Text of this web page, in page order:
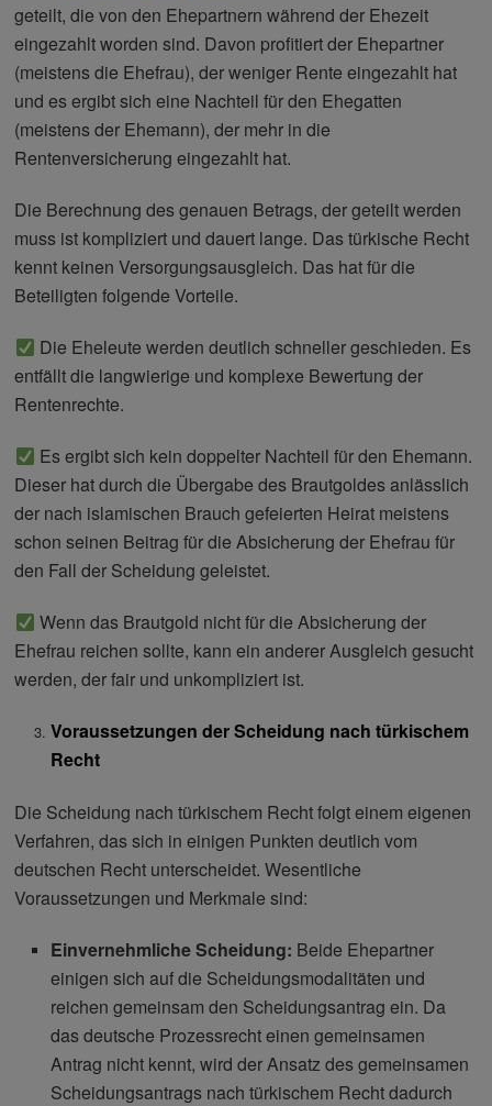
geteilt, die von den Ehepartnern während der Ehezeit
eingezahlt worden sind. Davon profitiert der Ehepartner
(meistens die Ehefrau), der weniger Rente eingezahlt hat
und es ergibt sich eine Nachteil für den Ehegatten
(meistens der Ehemann), der mehr in die
Rentenversicherung eingezahlt hat.
Die Berechnung des genauen Betrags, der geteilt werden
muss ist kompliziert und dauert lange. Das türkische Recht
kennt keinen Versorgungsausgleich. Das hat für die
Beteiligten folgende Vorteile.
Die Eheleute werden deutlich schneller geschieden. Es
entfällt die langwierige und komplexe Bewertung der
Rentenrechte.
Es ergibt sich kein doppelter Nachteil für den Ehemann.
Dieser hat durch die Übergabe des Brautgoldes anlässlich
der nach islamischen Brauch gefeierten Heirat meistens
schon seinen Beitrag für die Absicherung der Ehefrau für
den Fall der Scheidung geleistet.
Wenn das Brautgold nicht für die Absicherung der
Ehefrau reichen sollte, kann ein anderer Ausgleich gesucht
werden, der fair und unkompliziert ist.
Voraussetzungen der Scheidung nach türkischem
Recht
Die Scheidung nach türkischem Recht folgt einem eigenen
Verfahren, das sich in einigen Punkten deutlich vom
deutschen Recht unterscheidet. Wesentliche
Voraussetzungen und Merkmale sind:
Einvernehmliche Scheidung: Beide Ehepartner
einigen sich auf die Scheidungsmodalitäten und
reichen gemeinsam den Scheidungsantrag ein. Da
das deutsche Prozessrecht einen gemeinsamen
Antrag nicht kennt, wird der Ansatz des gemeinsamen
Scheidungsantrags nach türkischem Recht dadurch